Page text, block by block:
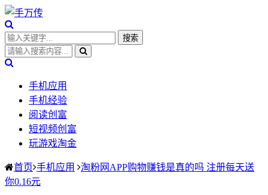
手机应用
手机经验
阅读创富
短视频创富
玩游戏淘金
首页 手机应用
淘粉网APP购物赚钱是真的吗 注册每天送
你0.16元